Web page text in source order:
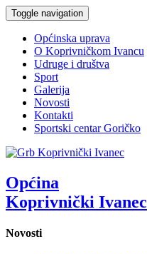
Toggle navigation
Općinska uprava
O Koprivničkom Ivancu
Udruge i društva
Sport
Galerija
Novosti
Kontakti
Sportski centar Goričko
Općina
Koprivnički Ivanec
Novosti